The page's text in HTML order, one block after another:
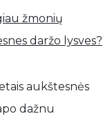
žmonių
daržo lysves?
aukštesnės
dažnu